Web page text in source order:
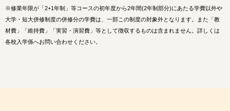
※修業年限が「2+1年制」等コースの初年度から2年間(2年制部分)にあたる学費以外や
大学・短大併修制度の併修分の学費は、一部この制度の対象外となります。また「教
材費」「維持費」「実習・演習費」等として徴収するものは含まれません。詳しくは
各校入学係へお問い合わせください。